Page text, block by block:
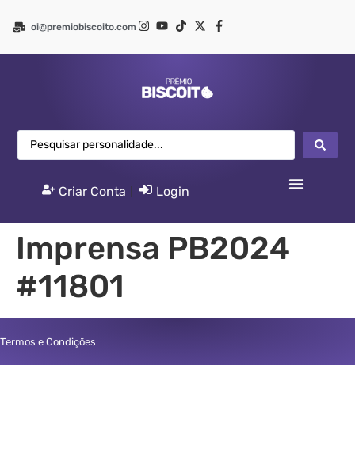
oi@premiobiscoito.com
Criar Conta Login
Imprensa PB2024
#11801
Termos e Condições